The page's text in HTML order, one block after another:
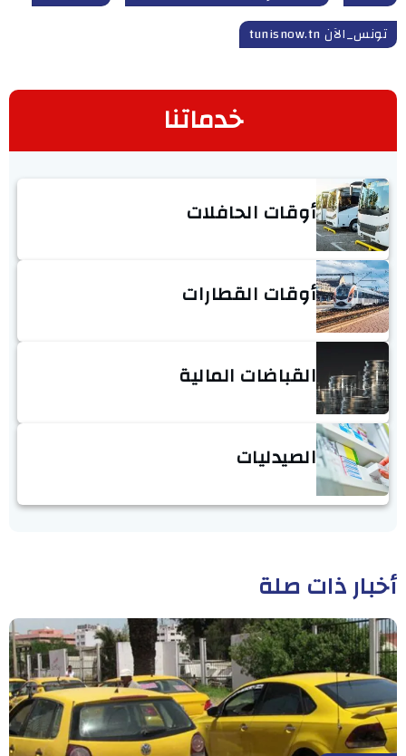
تونس_الآن tunisnow.tn
خدماتنا
أوقات الحافلات
أوقات القطارات
القباضات المالية
الصيدليات
أخبار ذات صلة